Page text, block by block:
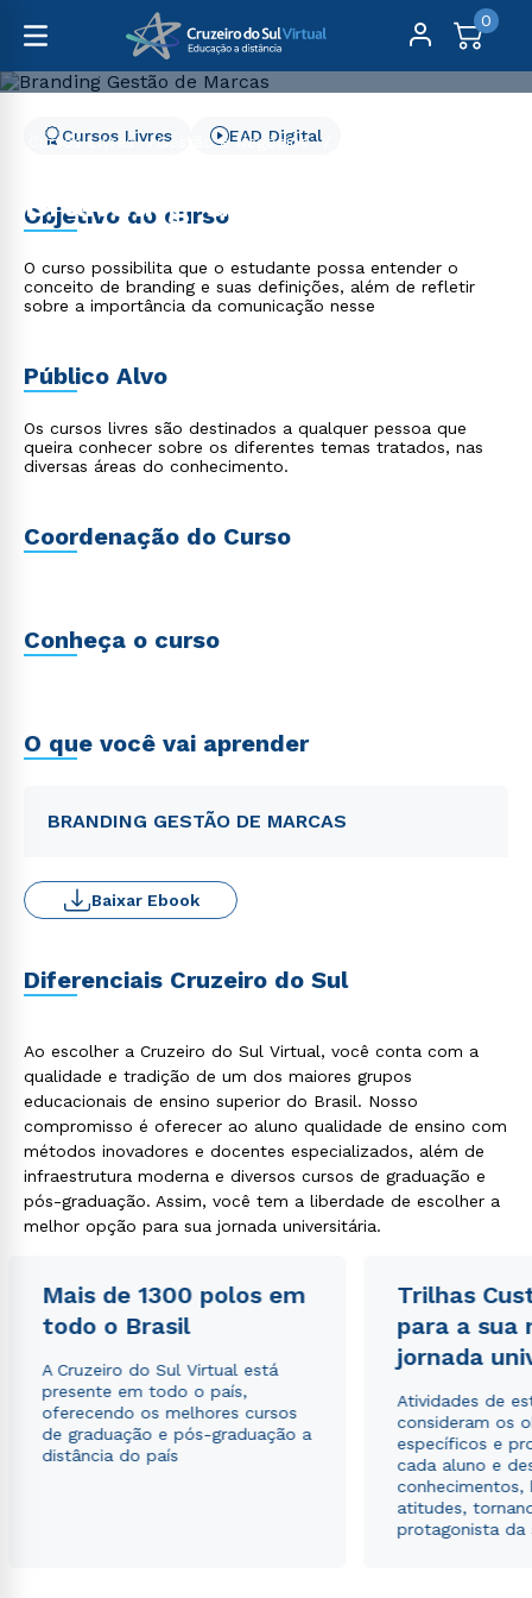
0
Cursos Livres
Gestão e Negócios
Branding Gestão de
Marcas
Cursos Livres EAD Digital
Objetivo do curso
O curso possibilita que o estudante possa entender o
conceito de branding e suas definições, além de refletir
sobre a importância da comunicação nesse
Público Alvo
Os cursos livres são destinados a qualquer pessoa que
queira conhecer sobre os diferentes temas tratados, nas
diversas áreas do conhecimento.
Coordenação do Curso
Conheça o curso
O que você vai aprender
BRANDING GESTÃO DE MARCAS
Baixar Ebook
Diferenciais Cruzeiro do Sul
Ao escolher a Cruzeiro do Sul Virtual, você conta com a
qualidade e tradição de um dos maiores grupos
educacionais de ensino superior do Brasil. Nosso
compromisso é oferecer ao aluno qualidade de ensino com
métodos inovadores e docentes especializados, além de
infraestrutura moderna e diversos cursos de graduação e
pós-graduação. Assim, você tem a liberdade de escolher a
melhor opção para sua jornada universitária.
Mais de 1300 polos em
todo o Brasil
A Cruzeiro do Sul Virtual está
presente em todo o país,
oferecendo os melhores cursos
de graduação e pós-graduação a
distância do país
Trilhas
para a sua
jornada
Atividades de
consideram os
específicos e
cada aluno e
conhecimentos,
atitudes,
protagonista da